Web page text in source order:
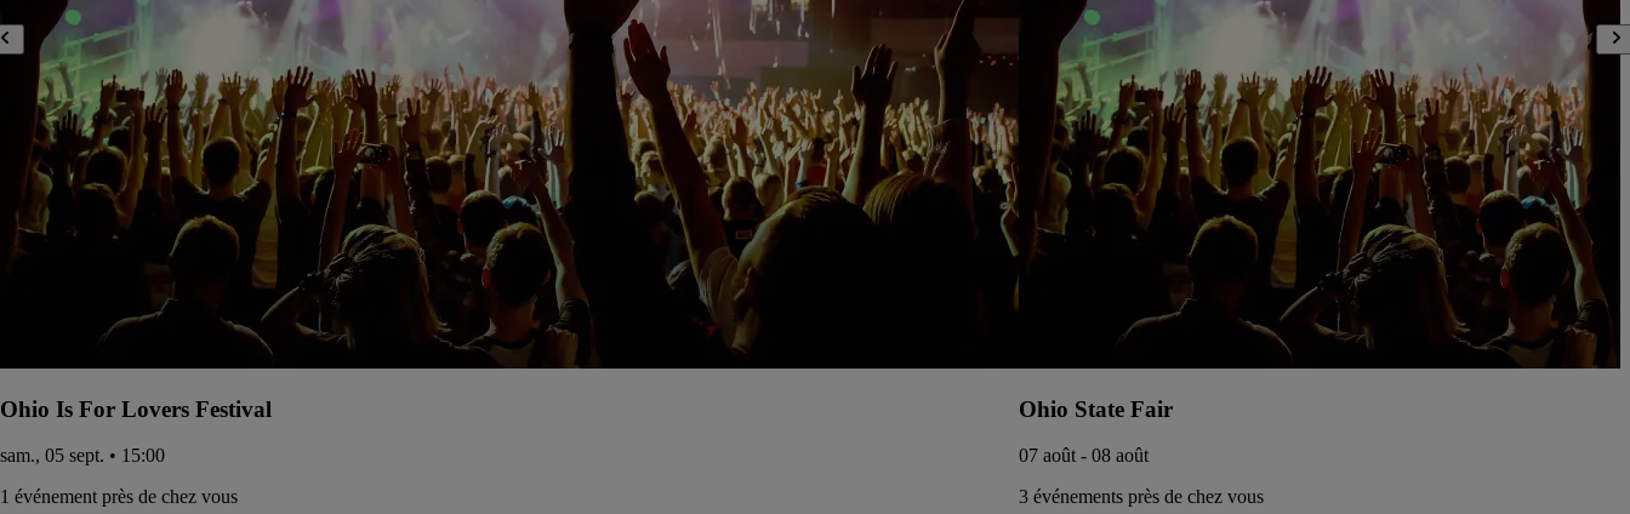
Ohio Is For Lovers Festival
sam., 05 sept. • 15:00
1 événement près de chez vous
Ohio State Fair
07 août - 08 août
3 événements près de chez vous